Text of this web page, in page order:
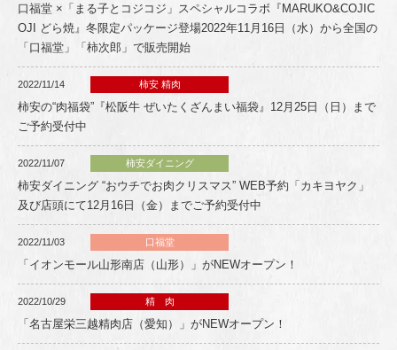
口福堂 ×「まる子とコジコジ」スペシャルコラボ『MARUKO&COJIC
OJI どら焼』冬限定パッケージ登場2022年11月16日（水）から全国の
「口福堂」「柿次郎」で販売開始
2022/11/14 柿安 精肉
柿安の“肉福袋”『松阪牛 ぜいたくざんまい福袋』12月25日（日）まで
ご予約受付中
2022/11/07 柿安ダイニング
柿安ダイニング “おウチでお肉クリスマス” WEB予約「カキヨヤク」
及び店頭にて12月16日（金）までご予約受付中
2022/11/03 口福堂
「イオンモール山形南店（山形）」がNEWオープン！
2022/10/29 精 肉
「名古屋栄三越精肉店（愛知）」がNEWオープン！